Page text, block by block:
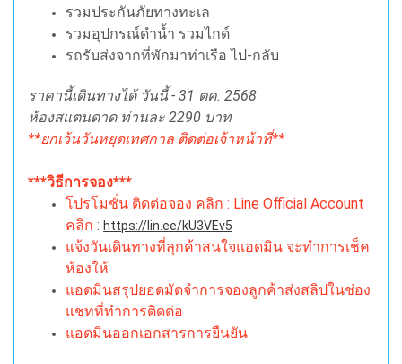
รวมประกันภัยทางทะเล
รวมอุปกรณ์ดำน้ำ รวมไกด์
รถรับส่งจากที่พักมาท่าเรือ ไป-กลับ
ราคานี้เดินทางได้ วันนี้ - 31 ตค. 2568
ห้องสแตนดาด ท่านละ 2290 บาท
**ยกเว้นวันหยุดเทศกาล ติดต่อเจ้าหน้าที่**
***วิธีการจอง***
โปรโมชั่น ติดต่อจอง คลิก : Line Official Account
คลิก : https://lin.ee/kU3VEv5
แจ้งวันเดินทางที่ลุกค้าสนใจแอดมิน จะทำการเช็ค
ห้องให้
แอดมินสรุปยอดมัดจำการจองลูกค้าส่งสลิปในช่อง
แชทที่ทำการติดต่อ
แอดมินออกเอกสารการยืนยัน